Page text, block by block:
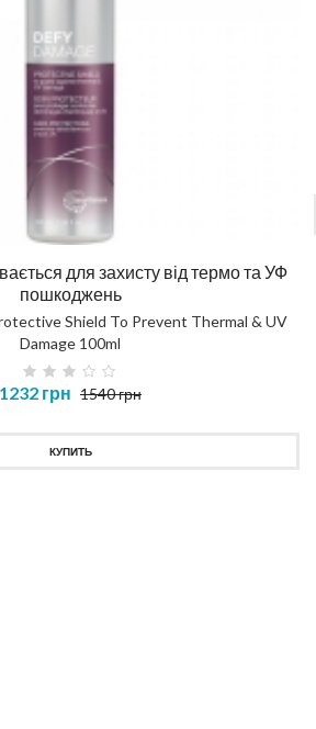
для захисту від термо та УФ
пошкоджень
Shield To Prevent Thermal & UV
Damage 100ml
1232 грн 1540 грн
КУПИТЬ